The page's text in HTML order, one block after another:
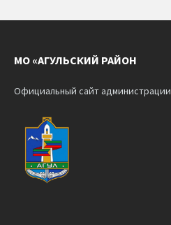
МО «АГУЛЬСКИЙ РАЙОН
Официальный сайт администрации